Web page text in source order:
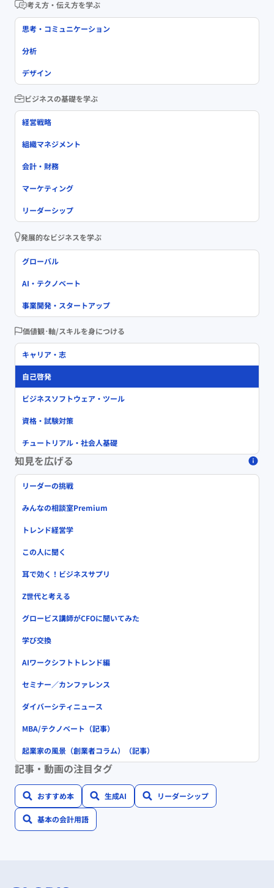
考え方・伝え方を学ぶ
思考・コミュニケーション
分析
デザイン
ビジネスの基礎を学ぶ
経営戦略
組織マネジメント
会計・財務
マーケティング
リーダーシップ
発展的なビジネスを学ぶ
グローバル
AI・テクノベート
事業開発・スタートアップ
価値観･軸/スキルを身につける
キャリア・志
自己啓発
ビジネスソフトウェア・ツール
資格・試験対策
チュートリアル・社会人基礎
知見を広げる
リーダーの挑戦
みんなの相談室Premium
トレンド経営学
この人に聞く
耳で効く！ビジネスサプリ
Z世代と考える
グロービス講師がCFOに聞いてみた
学び交換
AIワークシフトトレンド編
セミナー／カンファレンス
ダイバーシティニュース
MBA/テクノベート（記事）
起業家の風景（創業者コラム）（記事）
記事・動画の注目タグ
おすすめ本 生成AI リーダーシップ
基本の会計用語